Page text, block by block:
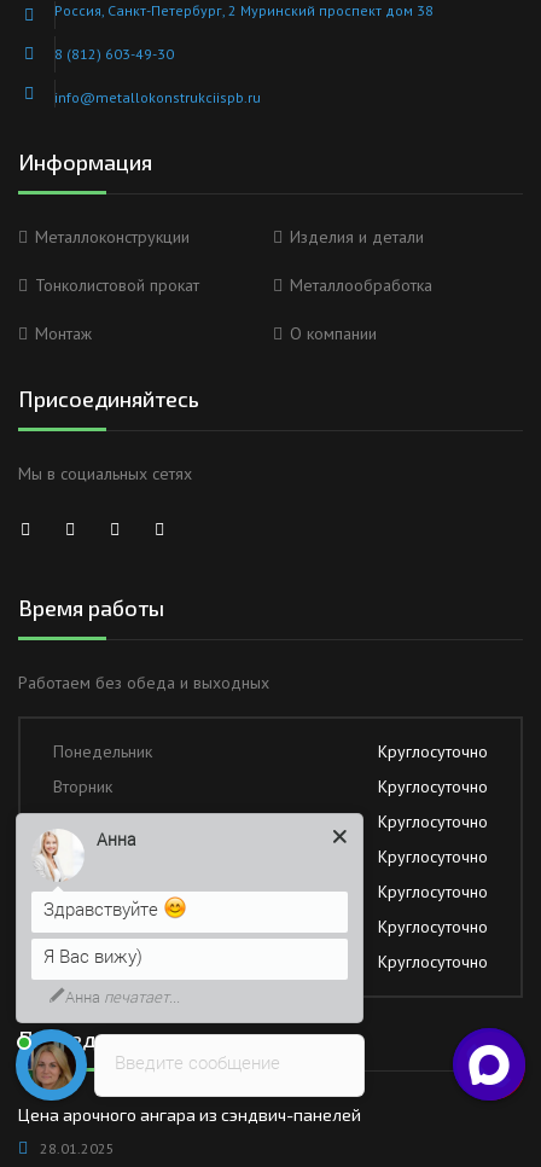
Россия, Санкт-Петербург, 2 Муринский проспект дом 38
8 (812) 603-49-30
info@metallokonstrukciispb.ru
Информация
Металлоконструкции Изделия и детали
Тонколистовой прокат Металлообработка
Монтаж О компании
Присоединяйтесь
Мы в социальных сетях
Время работы
Работаем без обеда и выходных
Понедельник
Круглосуточно
Вторник
Круглосуточно
Круглосуточно
Четверг
Круглосуточно
Пятница
Круглосуточно
Суббота
Круглосуточно
Воскресение
Круглосуточно
Последние новости
Цена арочного ангара из сэндвич-панелей
28.01.2025
Введите сообщение
Анна
Здравствуйте
Я Вас вижу)
Анна печатает...